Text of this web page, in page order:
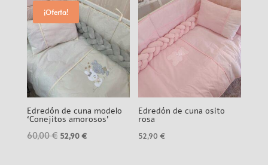
desde
15,00 €
hasta
18,00 €
18,00 €.
es:
15,00 €.
¡Oferta!
Edredón de cuna modelo
‘Conejitos amorosos’
60,00€ El
52,90€El
Edredón de cuna osito
rosa
52,90€